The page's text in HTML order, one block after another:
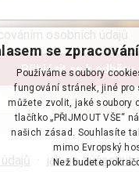
osobních údajů
· jak se zúčastnit
se
Používáme soubory
fungování stránek, jiné pro
můžete zvolit, jaké soubory
tlačítko „PŘIJMOUT VŠE“
našich zásad. Souhlasíte
mimo Evropský
Než budete